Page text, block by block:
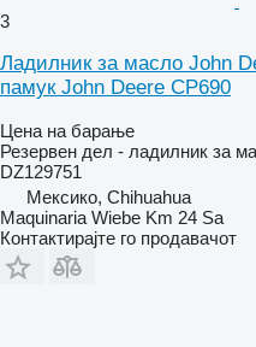
3
Ладилник за масло John
памук John Deere CP690
Цена на барање
Резервен дел - ладилник за
DZ129751
Мексико, Chihuahua
Maquinaria Wiebe Km 24 Sa
Контактирајте го продавачот